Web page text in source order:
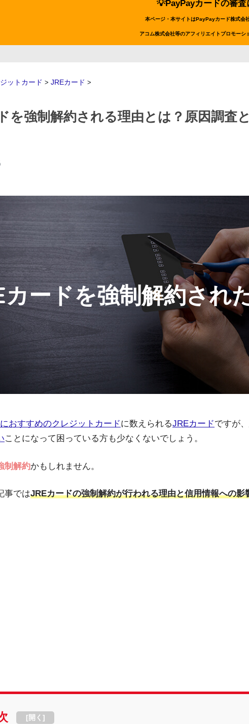
💡PayPayカードの審
本ページ・本サイトはPayPayカード株式会
アコム株式会社等のアフィリエイトプロモーシ
ットカード > JREカード >
を強制解約される理由とは？原因調査
カードを強制解約され
おすすめのクレジットカードに数えられるJREカードですが
ことになって困っている方も少なくないでしょう。
制解約かもしれません。
事ではJREカードの強制解約が行われる理由と信用情報への影
[開く ]